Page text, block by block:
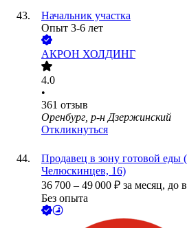
Начальник участка
Опыт 3-6 лет
АКРОН ХОЛДИНГ
4.0
•
361 отзыв
Оренбург, р-н Дзержинский
Откликнуться
Продавец в зону готовой еды
Челюскинцев, 16)
36 700 – 49 000 ₽ за месяц, до
Без опыта